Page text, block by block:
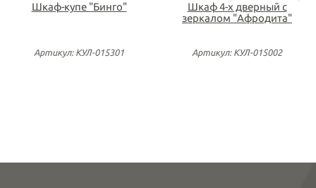
Шкаф-купе "Бинго"
Артикул: КУЛ-015301
Шкаф 4-х дверный с
зеркалом "Афродита"
Артикул: КУЛ-015002